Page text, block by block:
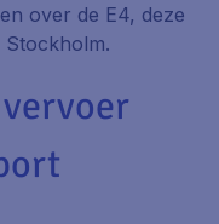
over de E4, deze